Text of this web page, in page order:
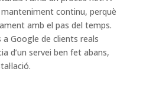
continu, perquè
amb el pas del temps.
Google de clients reals
d’un servei ben fet abans,